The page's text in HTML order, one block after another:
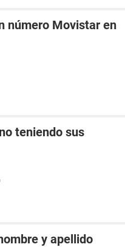
número Movistar en
teniendo sus
y apellido